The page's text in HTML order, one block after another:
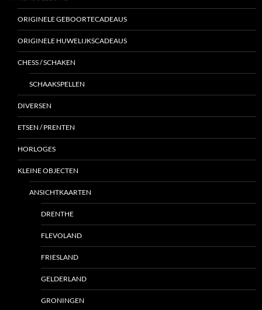
ORIGINELE GEBOORTECADEAUS
ORIGINELE HUWELIJKSCADEAUS
CHESS / SCHAKEN
SCHAAKSPELLEN
DIVERSEN
ETSEN / PRENTEN
HORLOGES
KLEINE OBJECTEN
ANSICHTKAARTEN
DRENTHE
FLEVOLAND
FRIESLAND
GELDERLAND
GRONINGEN